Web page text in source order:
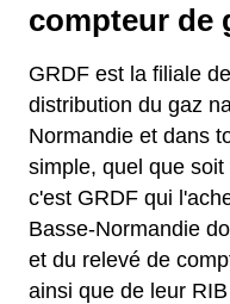
compteur de
GRDF est la filiale
distribution du gaz
Normandie et dans
simple, quel que
c'est GRDF qui
Basse-Normandie
et du relevé de
ainsi que de leur